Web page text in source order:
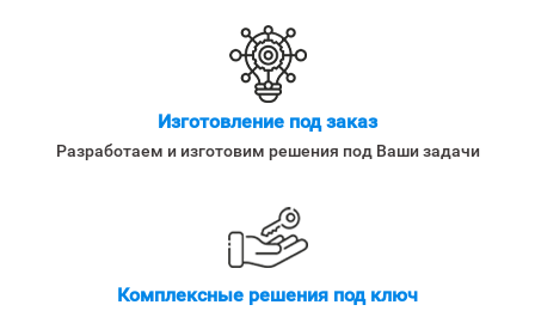
Изготовление под заказ
Разработаем и изготовим решения под Ваши задачи
Комплексные решения под ключ